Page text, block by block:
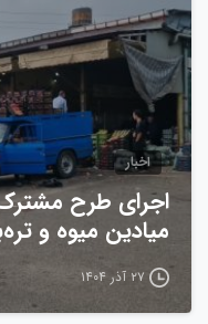
اخبار
اجرای طرح
میادین میوه و
۲۷ آذر ۱۴۰۴